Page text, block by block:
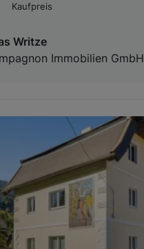
Kaufpreis
Writze
Immobilien GmbH